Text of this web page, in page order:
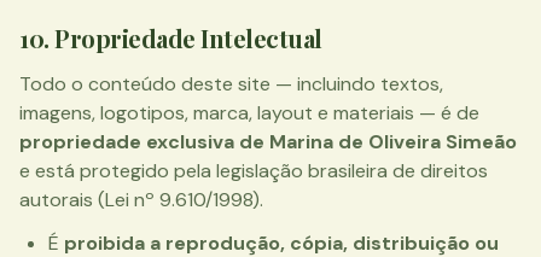
10. Propriedade Intelectual
Todo o conteúdo deste site — incluindo textos,
imagens, logotipos, marca, layout e materiais — é de
propriedade exclusiva de Marina de Oliveira Simeão
e está protegido pela legislação brasileira de direitos
autorais (Lei nº 9.610/1998).
É proibida a reprodução, cópia, distribuição ou